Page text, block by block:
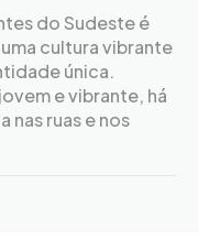
do Sudeste é
cultura vibrante
única.
e vibrante, há
nas ruas e nos